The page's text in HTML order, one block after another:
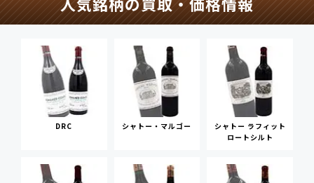
DRC シャトー・マルゴー
シャトー ラフィット
ロートシルト